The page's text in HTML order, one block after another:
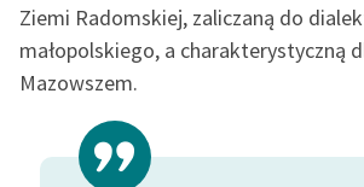
Szkoła Poezji Wolnych
Lektur
O nas
Kontakt
Ziemi Radomskiej, zaliczaną do
małopolskiego, a charakterystyczną
Mazowszem.